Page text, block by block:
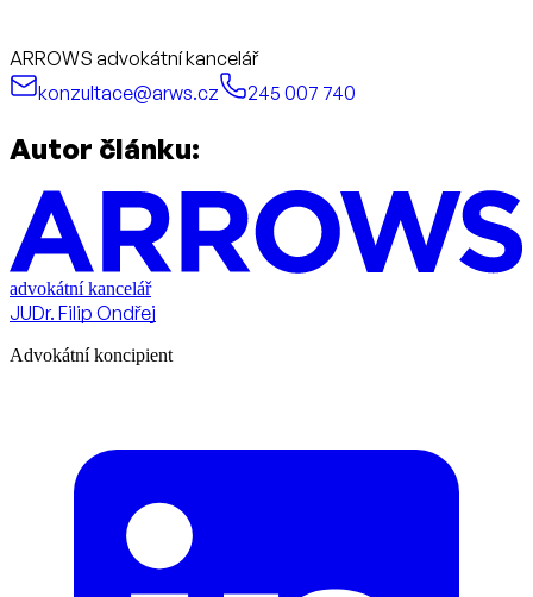
ARROWS advokátní kancelář
konzultace@arws.cz
245 007 740
Autor článku:
advokátní kancelář
JUDr. Filip Ondřej
Advokátní koncipient